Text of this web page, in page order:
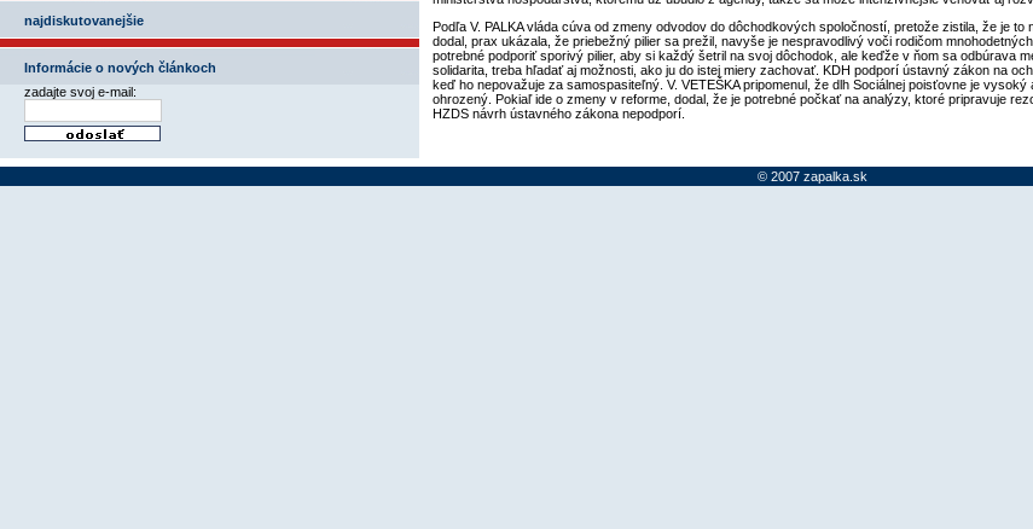
najdiskutovanejšie
Informácie o nových článkoch
zadajte svoj e-mail:
Podľa V. PALKA vláda cúva od zmeny odvodov do dôchodkových spoločností, pretože zistila, že je to
dodal, prax ukázala, že priebežný pilier sa prežil, navyše je nespravodlivý voči rodičom
potrebné podporiť sporivý pilier, aby si každý šetril na svoj dôchodok, ale keďže v ňom sa odbúrava
solidarita, treba hľadať aj možnosti, ako ju do istej miery zachovať. KDH podporí ústavný zákon na
keď ho nepovažuje za samospasiteľný. V. VETEŠKA pripomenul, že dlh Sociálnej poisťovne je vysoký
ohrozený. Pokiaľ ide o zmeny v reforme, dodal, že je potrebné počkať na analýzy, ktoré pripravuje
HZDS návrh ústavného zákona nepodporí.
© 2007 zapalka.sk